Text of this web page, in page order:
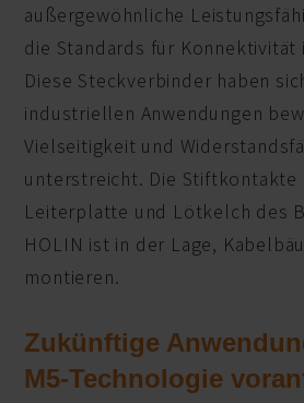
außergewöhnliche
die Standards für Konnektivität
Diese Steckverbinder haben
industriellen Anwendungen
Vielseitigkeit und
unterstreicht. Die Stiftkontakte
Leiterplatte und Lötkelch des
HOLIN ist in der Lage,
montieren.
Zukünftige
M5-Technologie